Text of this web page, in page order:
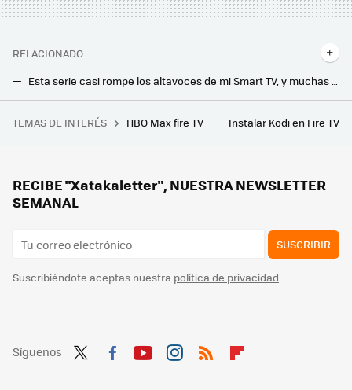
RELACIONADO
Esta serie casi rompe los altavoces de mi Smart TV, y muchas barras de sonido tampoco se librarán: cuál es el problema
Internet Archive vuelve a estar disponible tras un hackeo histórico. Pero ha vuelto sin una función clave
TEMAS DE INTERÉS HBO Max fire TV Instalar Kodi en Fire TV
RECIBE "Xatakaletter", NUESTRA NEWSLETTER
SEMANAL
SUSCRIBIR
Suscribiéndote aceptas nuestra política de privacidad
Síguenos